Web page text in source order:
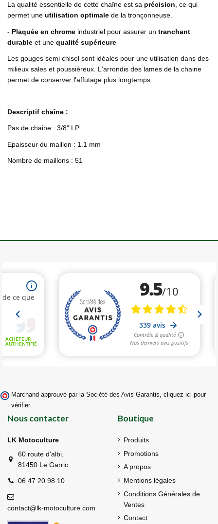
La qualité essentielle de cette chaîne est sa précision, ce qui
permet une utilisation optimale de la tronçonneuse.
- Plaquée en chrome industriel pour assurer un tranchant
durable et une qualité supérieure
Les gouges semi chisel sont idéales pour une utilisation dans des
milieux sales et poussiéreux. L'arrondis des lames de la chaine
permet de conserver l'affutage plus longtemps.
Descriptif chaîne :
Pas de chaine : 3/8" LP
Epaisseur du maillon : 1.1 mm
Nombre de maillons : 51
Marchand approuvé par la Société des Avis Garantis, cliquez ici pour
vérifier.
Nous contacter
LK Motoculture
60 route d'albi,
81450 Le Garric
06 47 20 98 10
contact@lk-motoculture.com
Boutique
Produits
Promotions
A propos
Mentions légales
Conditions Générales de
Ventes
Contact